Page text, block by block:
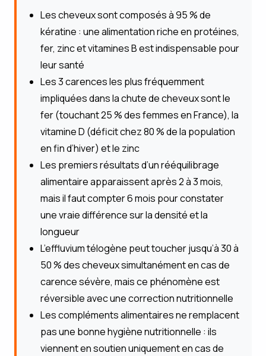
Les cheveux sont composés à 95 % de
kératine : une alimentation riche en protéines,
fer, zinc et vitamines B est indispensable pour
leur santé
Les 3 carences les plus fréquemment
impliquées dans la chute de cheveux sont le
fer (touchant 25 % des femmes en France), la
vitamine D (déficit chez 80 % de la population
en fin d’hiver) et le zinc
Les premiers résultats d’un rééquilibrage
alimentaire apparaissent après 2 à 3 mois,
mais il faut compter 6 mois pour constater
une vraie différence sur la densité et la
longueur
L’effluvium télogène peut toucher jusqu’à 30 à
50 % des cheveux simultanément en cas de
carence sévère, mais ce phénomène est
réversible avec une correction nutritionnelle
Les compléments alimentaires ne remplacent
pas une bonne hygiène nutritionnelle : ils
viennent en soutien uniquement en cas de